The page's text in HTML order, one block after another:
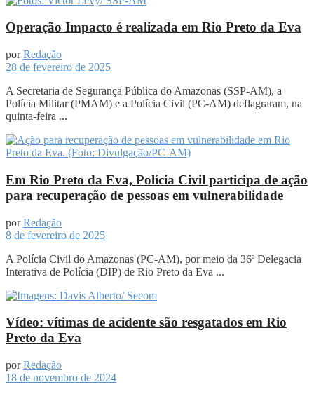
Operação Impacto é realizada em Rio Preto da Eva
por Redação
28 de fevereiro de 2025
A Secretaria de Segurança Pública do Amazonas (SSP-AM), a
Polícia Militar (PMAM) e a Polícia Civil (PC-AM) deflagraram, na
quinta-feira ...
Em Rio Preto da Eva, Polícia Civil participa de ação
para recuperação de pessoas em vulnerabilidade
por Redação
8 de fevereiro de 2025
A Polícia Civil do Amazonas (PC-AM), por meio da 36ª Delegacia
Interativa de Polícia (DIP) de Rio Preto da Eva ...
Vídeo: vítimas de acidente são resgatados em Rio
Preto da Eva
por Redação
18 de novembro de 2024